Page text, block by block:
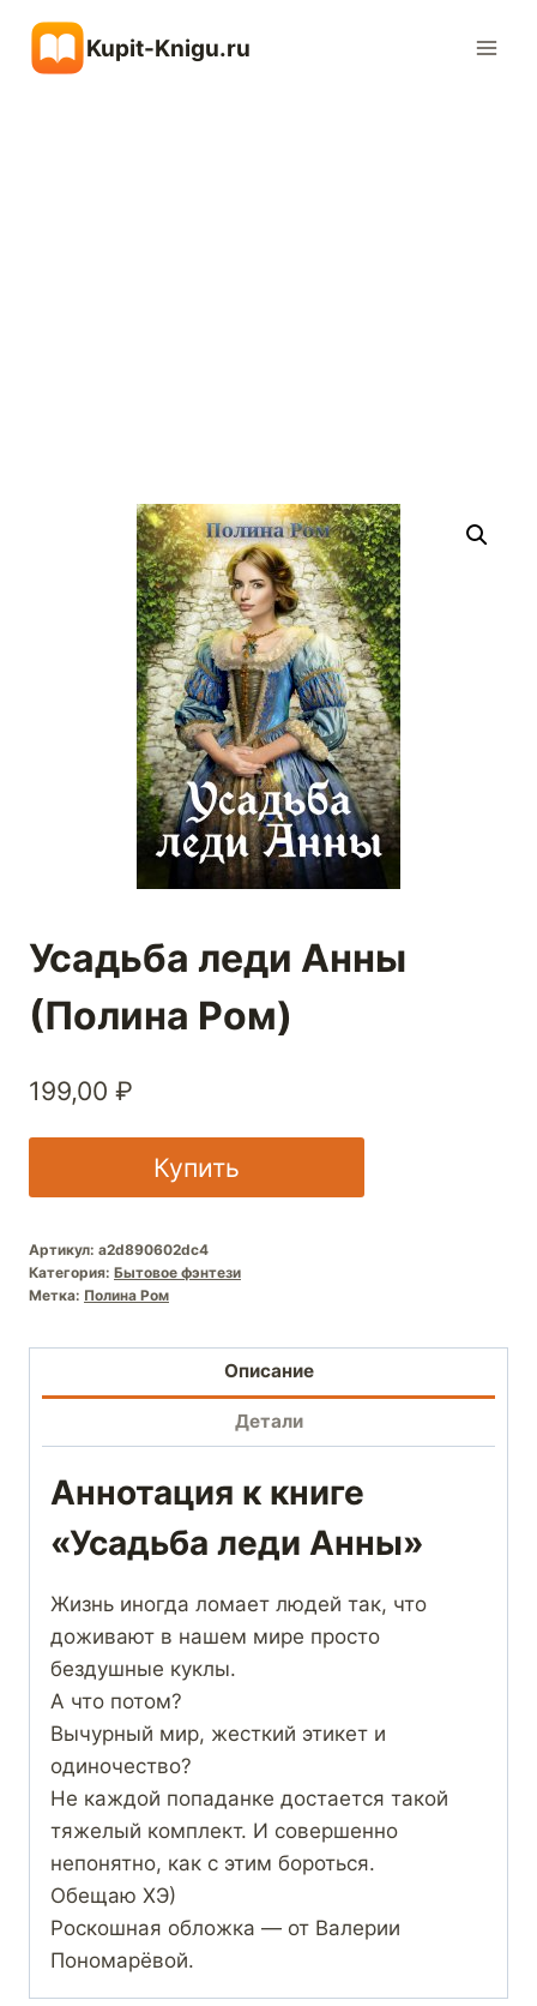
содержимому
Kupit-Knigu.ru
Усадьба леди Анны
(Полина Ром)
199,00 ₽
Купить
Артикул: a2d890602dc4
Категория: Бытовое фэнтези
Метка: Полина Ром
Описание
Детали
Аннотация к книге
«Усадьба леди Анны»
Жизнь иногда ломает людей так, что
доживают в нашем мире просто
бездушные куклы.
А что потом?
Вычурный мир, жесткий этикет и
одиночество?
Не каждой попаданке достается такой
тяжелый комплект. И совершенно
непонятно, как с этим бороться.
Обещаю ХЭ)
Роскошная обложка — от Валерии
Пономарёвой.